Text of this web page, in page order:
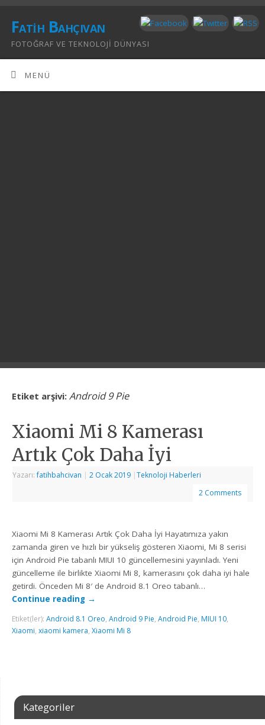
Fatih Bahçıvan
FOTOĞRAF VE TEKNOLOJI DÜNYASI
MENÜ
Etiket arşivi: Android 9 Pie
Xiaomi Mi 8 Kamerası
Artık Çok Daha İyi
Yazarı:fatihbahcivan | 2 Ocak 2019 |Teknoloji Haberleri
2 Comments
Xiaomi Mi 8 Kamerası Artık Çok Daha İyi Hayatımıza yakın
zamanda giren ve hızlı bir yükseliş gösteren Xiaomi, Mi 8 serisi
için Android Pie tabanlı MIUI 10 güncellemesini yayınladı. Yeni
güncelleme ile birlikte Xiaomi Mi 8, kamerasını çok daha iyi hale
getirdi. Önceden Mi 8′ de Android 8.1 Oreo tabanlı…
Continue reading →
Etiket(ler):Android 8.1 Oreo,Android 9 Pie,Android Pie, MIUI 10,
Xiaomi,xiaomi kamera,Xiaomi Mi 8
Kategoriler